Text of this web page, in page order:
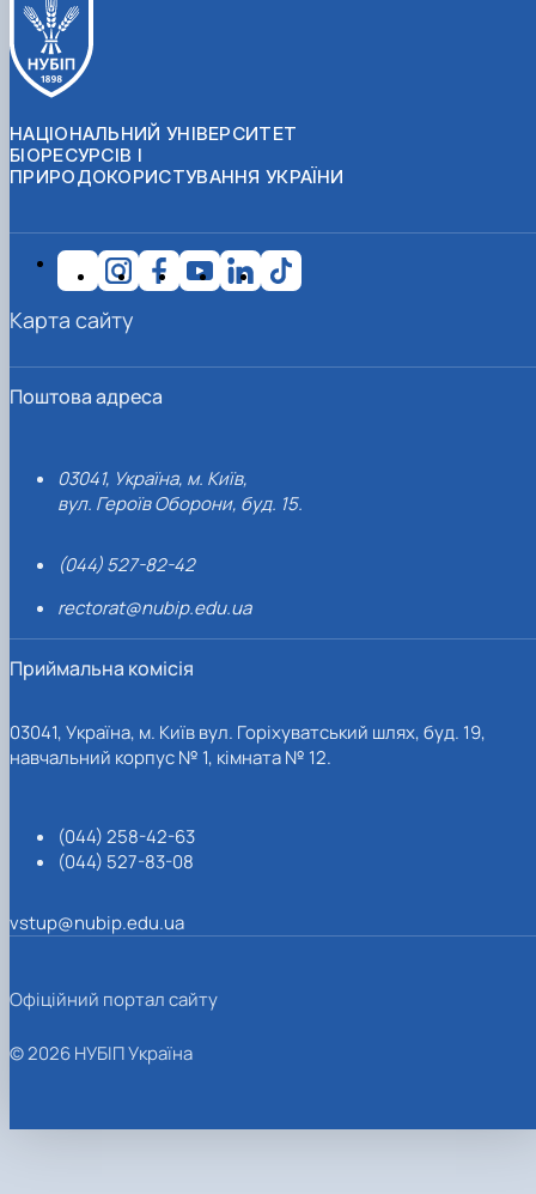
НАЦІОНАЛЬНИЙ УНІВЕРСИТЕТ
БІОРЕСУРСІВ І
ПРИРОДОКОРИСТУВАННЯ УКРАЇНИ
Поштова адреса
03041, Україна, м. Київ,
вул. Героїв Оборони, буд. 15.
(044) 527-82-42
rectorat@nubip.edu.ua
Приймальна комісія
03041, Україна, м. Київ вул. Горіхуватський шлях, буд. 19,
навчальний корпус № 1, кімната № 12.
(044) 258-42-63
(044) 527-83-08
vstup@nubip.edu.ua
Карта сайту
Офіційний портал сайту
© 2026 НУБІП Україна